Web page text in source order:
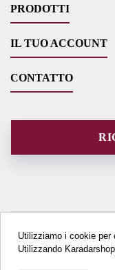
PRODOTTI
IL TUO ACCOUNT
CONTATTO
Utilizziamo i cookie per
Utilizzando